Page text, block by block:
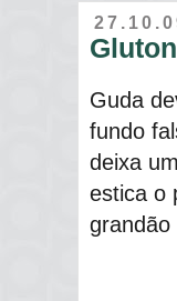
Guda
fundo
deixa
estica o